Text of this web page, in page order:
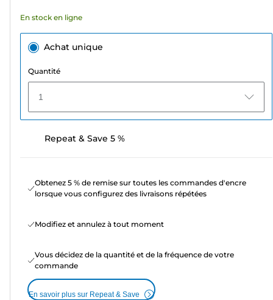
En stock en ligne
Achat unique
Quantité
1
Repeat & Save 5 %
Obtenez 5 % de remise sur toutes les commandes d'encre
lorsque vous configurez des livraisons répétées
Modifiez et annulez à tout moment
Vous décidez de la quantité et de la fréquence de votre
commande
En savoir plus sur Repeat & Save